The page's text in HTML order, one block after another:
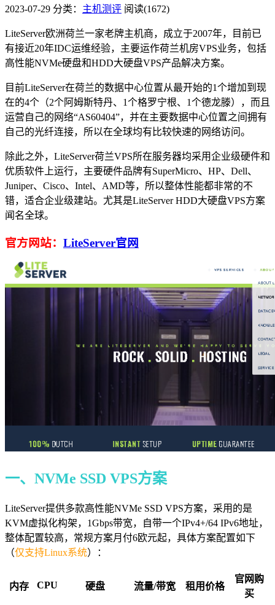
2023-07-29 分类： 主机测评 阅读(1672)
LiteServer欧洲荷兰一家老牌主机商，成立于2007年，目前已
有接近20年IDC运维经验，主要运作荷兰机房VPS业务，包括
高性能NVMe硬盘和HDD大硬盘VPS产品解决方案。
目前LiteServer在荷兰的数据中心位置从最开始的1个增加到现
在的4个（2个阿姆斯特丹、1个格罗宁根、1个德龙滕），而且
运营自己的网络“AS60404”，并在主要数据中心位置之间拥有
自己的光纤连接，所以在全球均有比较快速的网络访问。
除此之外，LiteServer荷兰VPS所在服务器均采用企业级硬件和
优质软件上运行，主要硬件品牌有SuperMicro、HP、Dell、
Juniper、Cisco、Intel、AMD等，所以整体性能都非常的不
错，适合企业级建站。尤其是LiteServer HDD大硬盘VPS方案
闻名全球。
官方网站： LiteServer官网
一、NVMe SSD VPS方案
LiteServer提供多款高性能NVMe SSD VPS方案，采用的是
KVM虚拟化构架，1Gbps带宽，自带一个IPv4+/64 IPv6地址，
整体配置较高，常规方案月付6欧元起，具体方案配置如下
（仅支持Linux系统）：
内存 CPU 硬盘 流量/带宽 租用价格
官网购
买